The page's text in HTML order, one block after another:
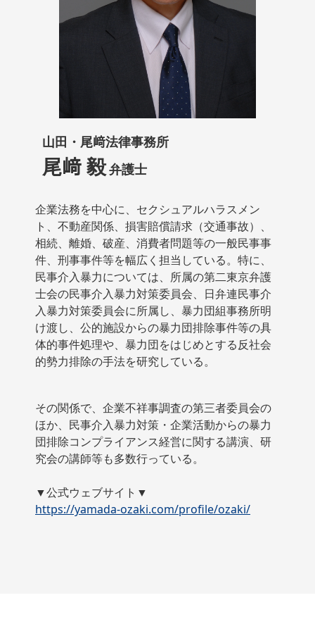
山田・尾﨑法律事務所
尾﨑 毅弁護士
企業法務を中心に、セクシュアルハラスメン
ト、不動産関係、損害賠償請求（交通事故）、
相続、離婚、破産、消費者問題等の一般民事事
件、刑事事件等を幅広く担当している。特に、
民事介入暴力については、所属の第二東京弁護
士会の民事介入暴力対策委員会、日弁連民事介
入暴力対策委員会に所属し、暴力団組事務所明
け渡し、公的施設からの暴力団排除事件等の具
体的事件処理や、暴力団をはじめとする反社会
的勢力排除の手法を研究している。
その関係で、企業不祥事調査の第三者委員会の
ほか、民事介入暴力対策・企業活動からの暴力
団排除コンプライアンス経営に関する講演、研
究会の講師等も多数行っている。
▼公式ウェブサイト▼
https://yamada-ozaki.com/profile/ozaki/